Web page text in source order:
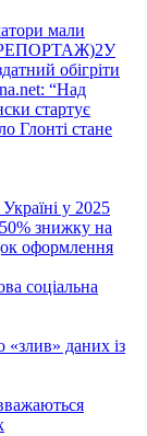
мали
2У
обігріти
“Над
стартує
Глонті стане
у 2025
50% знижку на
оформлення
соціальна
даних із